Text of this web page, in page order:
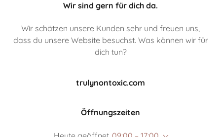
Wir sind gern für dich da.
Wir schätzen unsere Kunden sehr und freuen uns,
dass du unsere Website besuchst. Was können wir für
dich tun?
trulynontoxic.com
Öffnungszeiten